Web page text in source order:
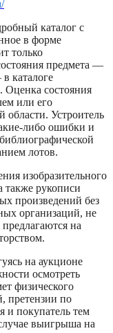
каталог с
в форме
только
предмета —
каталоге
Оценка состояния
или его
области. Устроитель
либо ошибки и
лотов.
изобразительного
также рукописи
произведений без
организаций, не
на
на аукционе
осмотреть
физического
претензии по
и покупатель тем
выигрыша на